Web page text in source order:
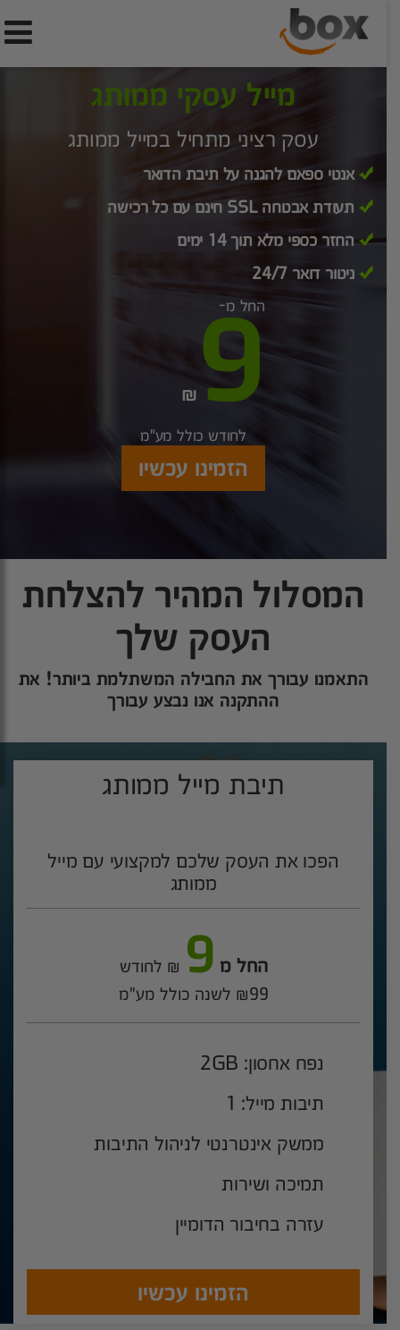
מייל עסקי ממותג
עסק רציני מתחיל במייל ממותג
אנטי ספאם להגנה על תיבת הדואר
תעודת אבטחה SSL חינם עם כל רכישה
החזר כספי מלא תוך 14 ימים
ניטור דואר 24/7
החל מ-
₪ 9
לחודש כולל מע"מ
הזמינו עכשיו
המסלול המהיר להצלחת
העסק שלך
התאמנו עבורך את החבילה המשתלמת ביותר! את
ההתקנה אנו נבצע עבורך
תיבת מייל ממותג
הפכו את העסק שלכם למקצועי עם מייל
ממותג
החל מ 9 ₪ לחודש
₪99 לשנה כולל מע"מ
נפח אחסון: 2GB
תיבות מייל: 1
ממשק אינטרנטי לניהול התיבות
תמיכה ושירות
עזרה בחיבור הדומיין
הזמינו עכשיו